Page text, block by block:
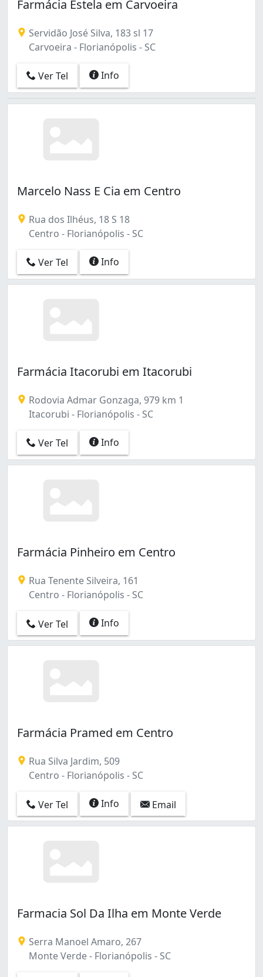
Farmácia Estela em Carvoeira
Servidão José Silva, 183 sl 17
Carvoeira - Florianópolis - SC
Ver Tel Info
Marcelo Nass E Cia em Centro
Rua dos Ilhéus, 18 S 18
Centro - Florianópolis - SC
Ver Tel Info
Farmácia Itacorubi em Itacorubi
Rodovia Admar Gonzaga, 979 km 1
Itacorubi - Florianópolis - SC
Ver Tel Info
Farmácia Pinheiro em Centro
Rua Tenente Silveira, 161
Centro - Florianópolis - SC
Ver Tel Info
Farmácia Pramed em Centro
Rua Silva Jardim, 509
Centro - Florianópolis - SC
Ver Tel Info Email
Farmacia Sol Da Ilha em Monte Verde
Serra Manoel Amaro, 267
Monte Verde - Florianópolis - SC